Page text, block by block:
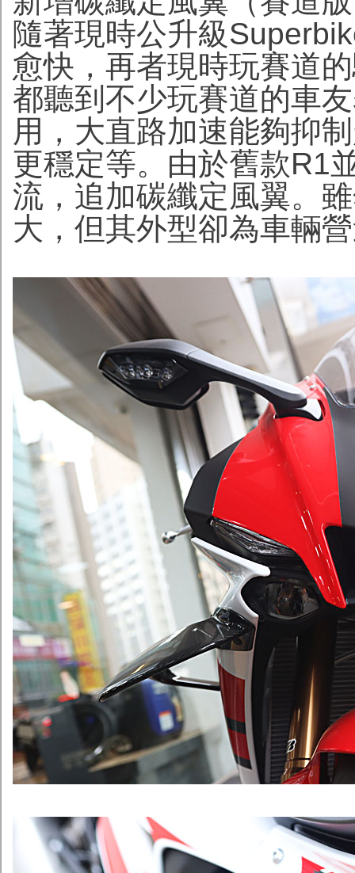
隨著現時公升級
愈快，再者現時玩賽道
都聽到不少玩賽道的車
用，大直路加速能夠抑
更穩定等。由於舊款R1
流，追加碳纖定風翼。
大，但其外型卻為車輛